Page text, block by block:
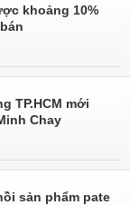
khoảng 10%
TP.HCM mới
Chay
sản phẩm pate